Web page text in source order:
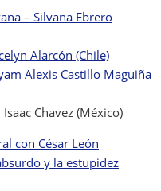
– Silvana Ebrero
Alarcón (Chile)
Alexis Castillo Maguiña
Chavez (México)
con César León
y la estupidez